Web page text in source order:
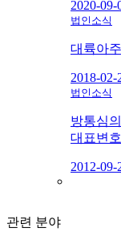
2020-09-
법인소식
대륙아
2018-02-
법인소식
방통심
대표변
2012-09-
관련 분야